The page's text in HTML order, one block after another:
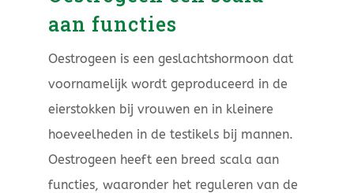
aan functies
Oestrogeen is een geslachtshormoon dat
voornamelijk wordt geproduceerd in de
eierstokken bij vrouwen en in kleinere
hoeveelheden in de testikels bij mannen.
Oestrogeen heeft een breed scala aan
functies, waaronder het reguleren van de